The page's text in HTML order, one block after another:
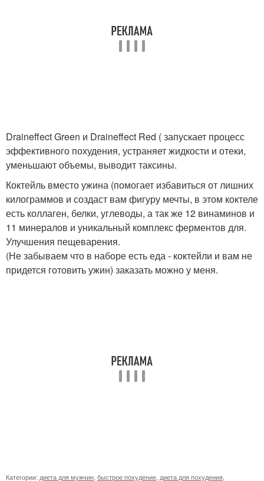
Draineffect Green и Draineffect Red ( запускает процесс
эффективного похудения, устраняет жидкости и отеки,
уменьшают объемы, выводит таксины.
Коктейль вместо ужина (помогает избавиться от лишних
килограммов и создаст вам фигуру мечты, в этом коктеле
есть коллаген, белки, углеводы, а так же 12 винаминов и
11 минералов и уникальный комплекс ферментов для.
Улучшения пещеварения.
(Не забываем что в наборе есть еда - коктейли и вам не
придется готовить ужин) заказать можно у меня.
Категории: диета для мужчин быстрое похудение диета для похудения